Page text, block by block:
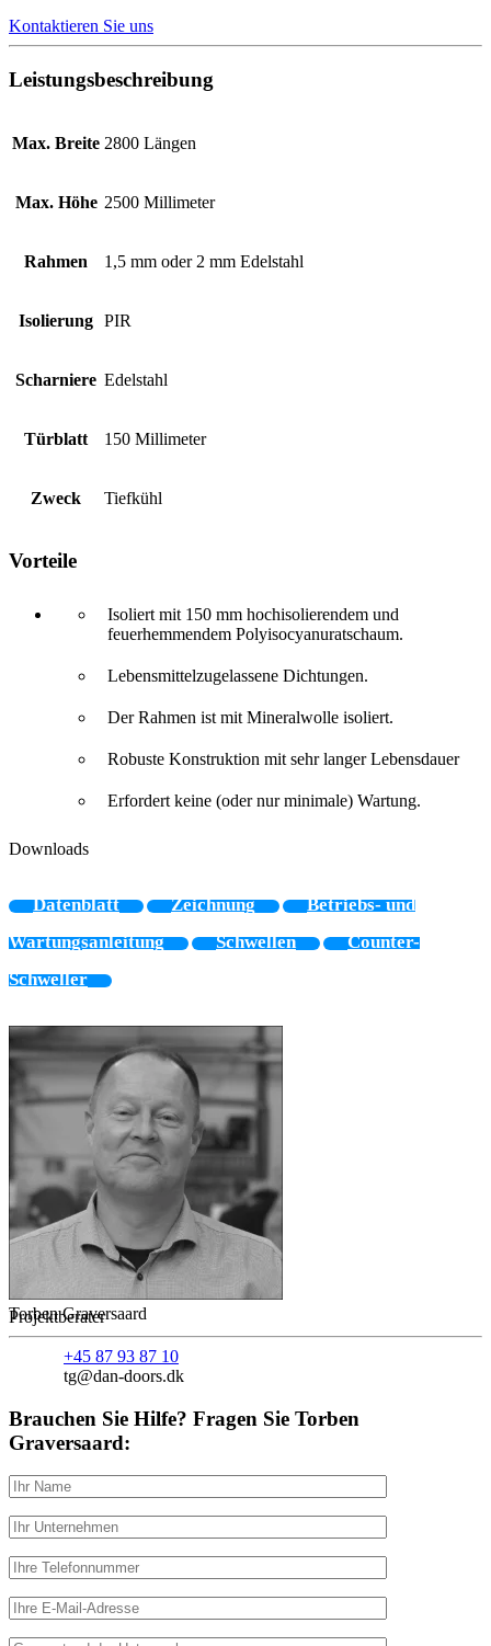
Kontaktieren Sie uns
Leistungsbeschreibung
Max. Breite 2800 Längen
Max. Höhe 2500 Millimeter
Rahmen 1,5 mm oder 2 mm Edelstahl
Isolierung PIR
Scharniere Edelstahl
Türblatt 150 Millimeter
Zweck Tiefkühl
Vorteile
Isoliert mit 150 mm hochisolierendem und
feuerhemmendem Polyisocyanuratschaum.
Lebensmittelzugelassene Dichtungen.
Der Rahmen ist mit Mineralwolle isoliert.
Robuste Konstruktion mit sehr langer Lebensdauer
Erfordert keine (oder nur minimale) Wartung.
Downloads
Datenblatt Zeichnung
Betriebs- und
Wartungsanleitung
Schwellen
Counter-
Schweller
Torben Graversaard
Projektberater
+45 87 93 87 10
tg@dan-doors.dk
Brauchen Sie Hilfe? Fragen Sie Torben
Graversaard: